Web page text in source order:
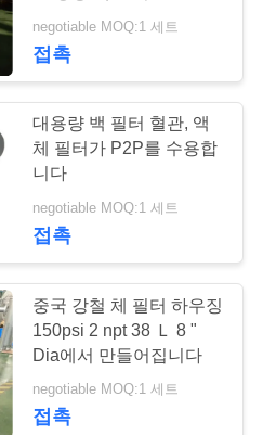
negotiable MOQ:1 세트
접촉
대용량 백 필터 혈관, 액
체 필터가 P2P를 수용합
니다
negotiable MOQ:1 세트
접촉
중국 강철 체 필터 하우징
150psi 2 npt 38 Ｌ 8 "
Dia에서 만들어집니다
negotiable MOQ:1 세트
접촉